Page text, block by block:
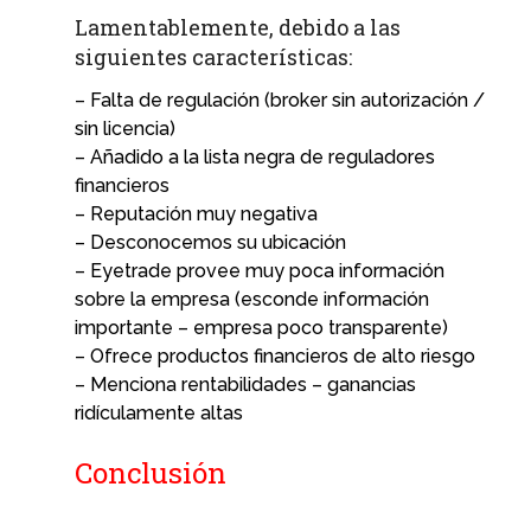
Lamentablemente, debido a las
siguientes características:
– Falta de regulación (broker sin autorización /
sin licencia)
– Añadido a la lista negra de reguladores
financieros
– Reputación muy negativa
– Desconocemos su ubicación
– Eyetrade provee muy poca información
sobre la empresa (esconde información
importante – empresa poco transparente)
– Ofrece productos financieros de alto riesgo
– Menciona rentabilidades – ganancias
ridículamente altas
Conclusión